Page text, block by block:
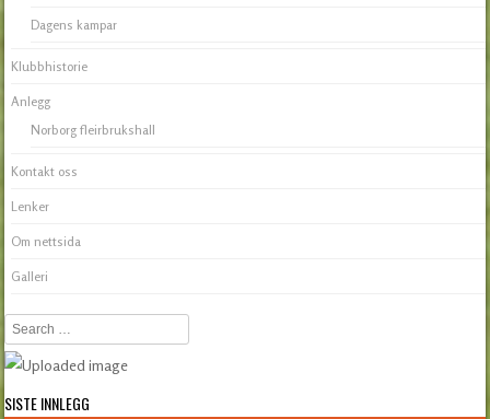
Dagens kampar
Klubbhistorie
Anlegg
Norborg fleirbrukshall
Kontakt oss
Lenker
Om nettsida
Galleri
Search
SISTE INNLEGG